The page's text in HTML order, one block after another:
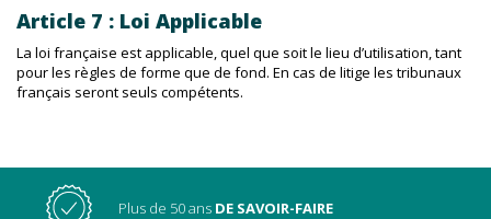
Article 7 : Loi Applicable
La loi française est applicable, quel que soit le lieu d’utilisation, tant
pour les règles de forme que de fond. En cas de litige les tribunaux
français seront seuls compétents.
Plus de 50 ans DE SAVOIR-FAIRE